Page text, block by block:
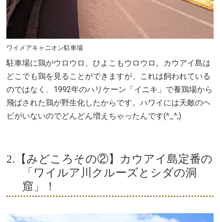
ワイメアキャニオン駐車場
駐車場に鶏がウロウロ、ひよこもウロウロ。カウアイ島は
どこでも鶏を見ることができますが、これは飼われている
のではなく、1992年のハリケーン「イニキ」で養鶏場から
飛ばされた鶏が野生化したからです。ハワイには天敵のヘ
ビがいないのでどんどん増えちゃったんです(^_^;)
2.【みどころその②】カウアイ島定番の
「ワイルア川クルーズとシダの洞
窟」！